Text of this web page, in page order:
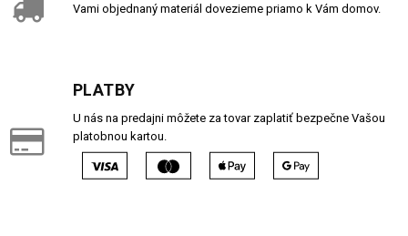
Vami objednaný materiál dovezieme priamo k Vám domov.
PLATBY
U nás na predajni môžete za tovar zaplatiť bezpečne Vašou
platobnou kartou.